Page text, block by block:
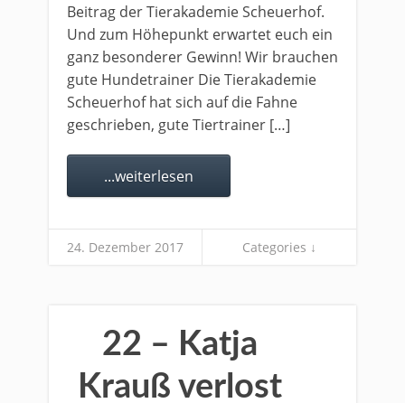
Beitrag der Tierakademie Scheuerhof.
Und zum Höhepunkt erwartet euch ein
ganz besonderer Gewinn! Wir brauchen
gute Hundetrainer Die Tierakademie
Scheuerhof hat sich auf die Fahne
geschrieben, gute Tiertrainer […]
...weiterlesen
24. Dezember 2017 Categories ↓
22 – Katja
Krauß verlost